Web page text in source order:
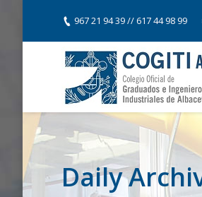
967 21 94 39 // 617 44 98 99
Daily